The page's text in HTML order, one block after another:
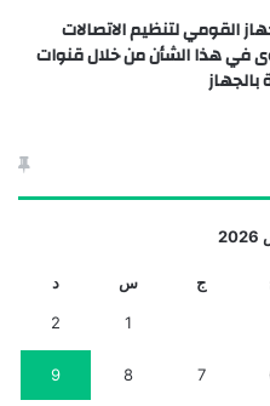
القومي لتنظيم الاتصالات
في هذا الشأن من خلال قنوات
بالجهاز
ج س د
1
2
7
8
9